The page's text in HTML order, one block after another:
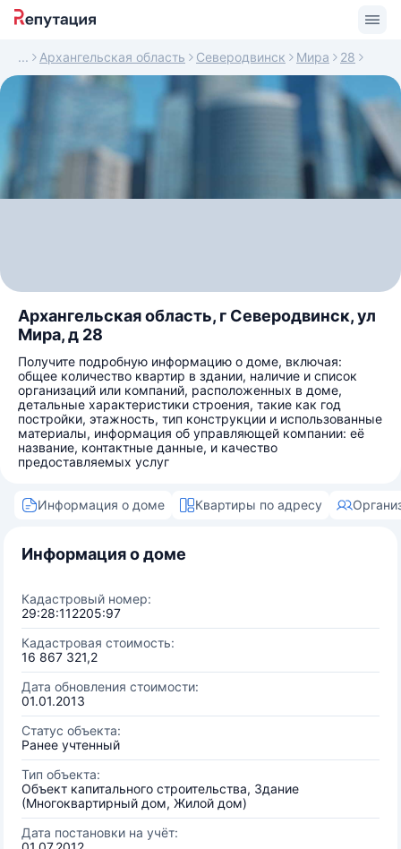
Архангельская область Северодвинск Мира 28
Архангельская область, г Северодвинск, ул
Мира, д 28
Получите подробную информацию о доме, включая:
общее количество квартир в здании, наличие и список
организаций или компаний, расположенных в доме,
детальные характеристики строения, такие как год
постройки, этажность, тип конструкции и использованные
материалы, информация об управляющей компании: её
название, контактные данные, и качество
предоставляемых услуг
Информация о доме Квартиры по адресу
Информация о доме
Кадастровый номер:
29:28:112205:97
Кадастровая стоимость:
16 867 321,2
Дата обновления стоимости:
01.01.2013
Статус объекта:
Ранее учтенный
Тип объекта:
Объект капитального строительства, Здание
(Многоквартирный дом, Жилой дом)
Дата постановки на учёт: